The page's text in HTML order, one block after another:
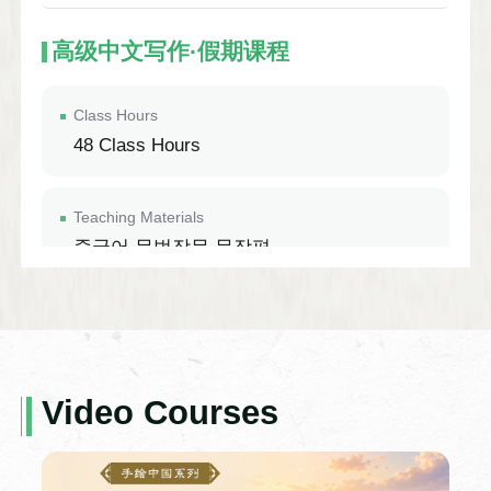
高级中文写作·假期课程
Class Hours
48 Class Hours
Teaching Materials
중국어 문법작문 문장편
능력 향상을 위한 내용을 담고 있으며, 우수
한 중국어 강사의 1:1 지도를 통해 중국어
작문 능력을 향상시킬 수 있도록 한다.
Video Courses